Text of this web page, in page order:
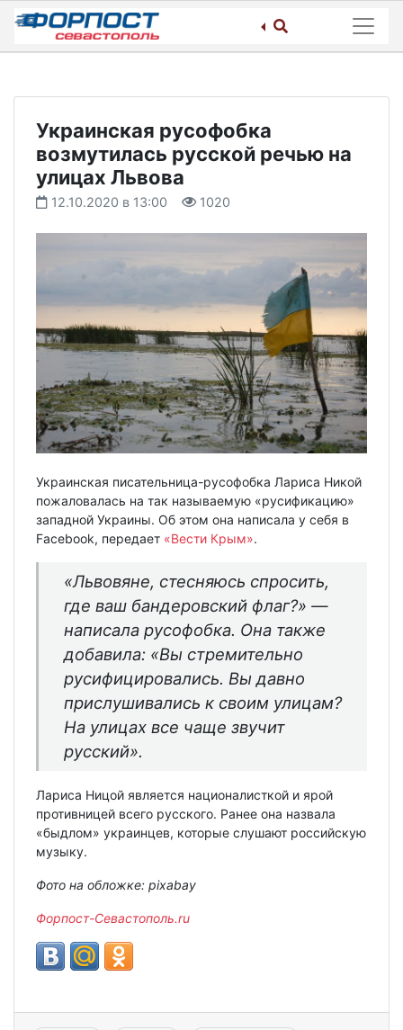
Skip
content
Украинская русофобка
возмутилась русской речью на
улицах Львова
12.10.2020 в 13:00 1020
Украинская писательница-русофобка Лариса Никой
пожаловалась на так называемую «русификацию»
западной Украины. Об этом она написала у себя в
Facebook, передает «Вести Крым».
«Львовяне, стесняюсь спросить,
где ваш бандеровский флаг?» —
написала русофобка. Она также
добавила: «Вы стремительно
русифицировались. Вы давно
прислушивались к своим улицам?
На улицах все чаще звучит
русский».
Лариса Ницой является националисткой и ярой
противницей всего русского. Ранее она назвала
«быдлом» украинцев, которые слушают российскую
музыку.
Фото на обложке: pixabay
Форпост-Севастополь.ru